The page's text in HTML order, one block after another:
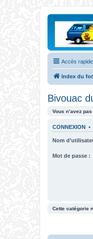
Accès rapide
Index du
Bivouac
Vous n’avez
CONNEXION •
Nom
Mot de passe :
Cette catégorie